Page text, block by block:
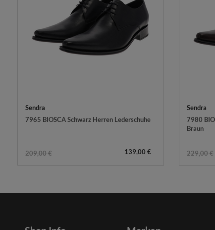
Sendra
7965 BIOSCA Schwarz Herren Lederschuhe
209,00 € 139,00 €
Sendra
7980
Braun
229,00 €